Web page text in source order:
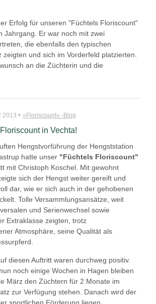
Erfolg für unseren "Füchtels Floriscount"
Jahrgang. Er war noch mit zwei
die ebenfalls den typischen
zeigten und sich im Vorderfeld platzierten.
an die Züchterin und die
2013 • »Floriscount« -Blog
in Vechta!
Hengstvorführung der Hengststation
hatte unser "Füchtels Floriscount"
mit Christoph Koschel. Mit gewohnt
sich der Hengst weiter gereift und
dar, wie er sich auch in der gehobenen
Tolle Versammlungsansätze, weit
und Serienwechsel sowie
Extraklasse zeigten, trotz
Atmosphäre, seine Qualität als
diesen Auftritt waren durchweg positiv.
noch einige Wochen in Hagen bleiben
März den Züchtern für 2 Monate im
zur Verfügung stehen. Danach wird der